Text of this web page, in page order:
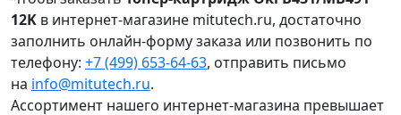
12K в интернет-магазине mitutech.ru, достаточно
заполнить онлайн-форму заказа или позвонить по
телефону: +7 (499) 653-64-63, отправить письмо
на info@mitutech.ru.
Ассортимент нашего интернет-магазина превышает